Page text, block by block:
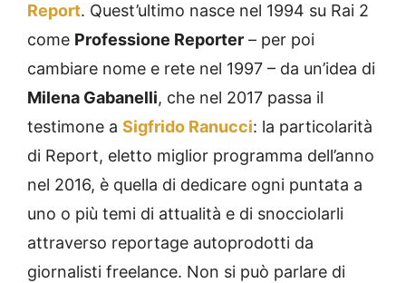
Report. Quest’ultimo nasce nel 1994 su Rai 2
come Professione Reporter – per poi
cambiare nome e rete nel 1997 – da un’idea di
Milena Gabanelli, che nel 2017 passa il
testimone a Sigfrido Ranucci: la particolarità
di Report, eletto miglior programma dell’anno
nel 2016, è quella di dedicare ogni puntata a
uno o più temi di attualità e di snocciolarli
attraverso reportage autoprodotti da
giornalisti freelance. Non si può parlare di